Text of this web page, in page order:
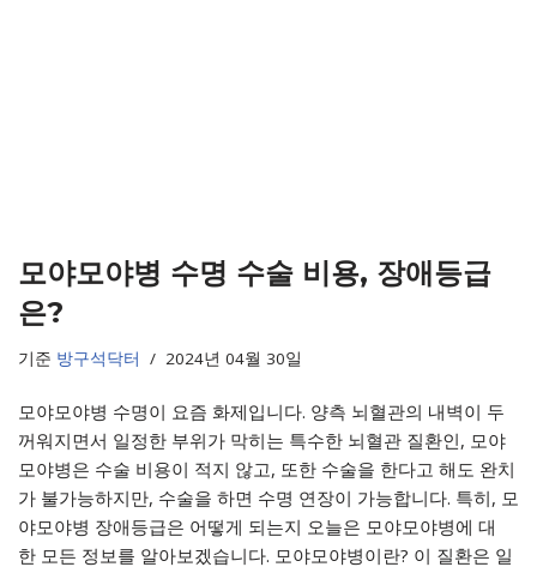
모야모야병 수명 수술 비용, 장애등급
은?
기준 방구석닥터 2024년 04월 30일
모야모야병 수명이 요즘 화제입니다. 양측 뇌혈관의 내벽이 두
꺼워지면서 일정한 부위가 막히는 특수한 뇌혈관 질환인, 모야
모야병은 수술 비용이 적지 않고, 또한 수술을 한다고 해도 완치
가 불가능하지만, 수술을 하면 수명 연장이 가능합니다. 특히, 모
야모야병 장애등급은 어떻게 되는지 오늘은 모야모야병에 대
한 모든 정보를 알아보겠습니다. 모야모야병이란? 이 질환은 일